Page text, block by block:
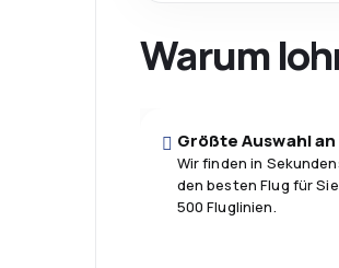
Warum
Größte Auswahl an
Wir finden in
den besten Flug für
500 Fluglinien.